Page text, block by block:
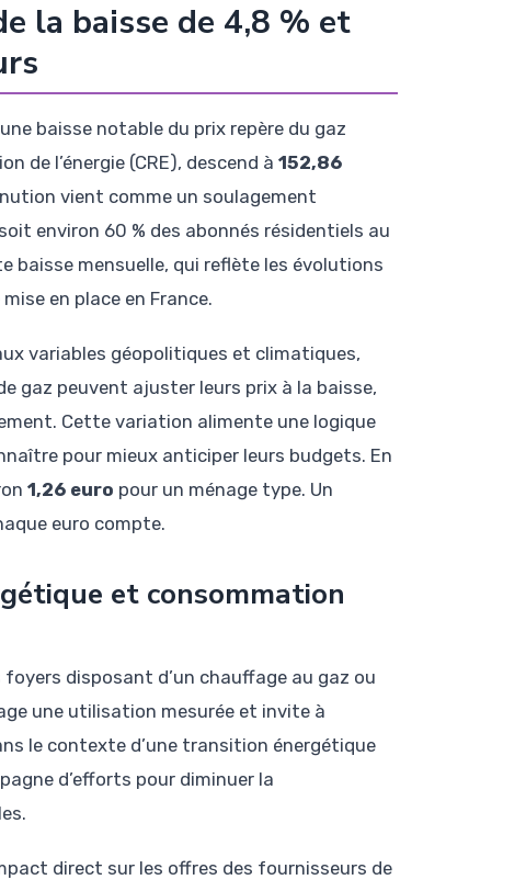
la baisse de 4,8 % et
baisse notable du prix repère du gaz
de l’énergie (CRE), descend à 152,86
vient comme un soulagement
environ 60 % des abonnés résidentiels au
baisse mensuelle, qui reflète les évolutions
en place en France.
variables géopolitiques et climatiques,
gaz peuvent ajuster leurs prix à la baisse,
Cette variation alimente une logique
pour mieux anticiper leurs budgets. En
1,26 euro pour un ménage type. Un
euro compte.
et consommation
disposant d’un chauffage au gaz ou
une utilisation mesurée et invite à
le contexte d’une transition énergétique
d’efforts pour diminuer la
direct sur les offres des fournisseurs de